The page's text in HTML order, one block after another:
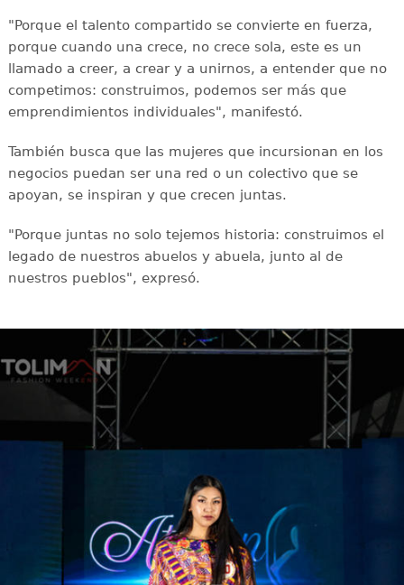
"Porque el talento compartido se convierte en fuerza,
porque cuando una crece, no crece sola, este es un
llamado a creer, a crear y a unirnos, a entender que no
competimos: construimos, podemos ser más que
emprendimientos individuales", manifestó.
También busca que las mujeres que incursionan en los
negocios puedan ser una red o un colectivo que se
apoyan, se inspiran y que crecen juntas.
"Porque juntas no solo tejemos historia: construimos el
legado de nuestros abuelos y abuela, junto al de
nuestros pueblos", expresó.